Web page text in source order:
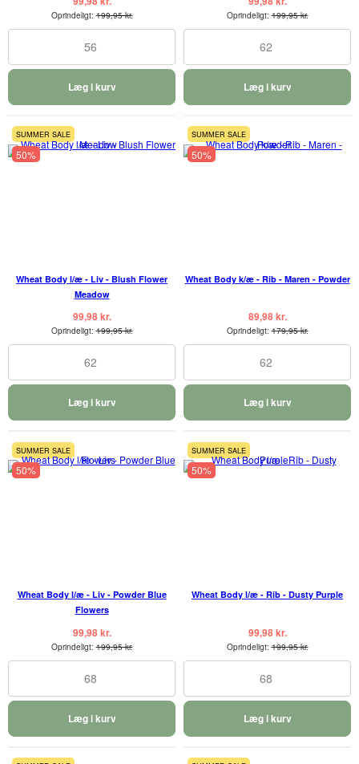
Oprindeligt:199,95 kr.
56
Læg i kurv
Oprindeligt:199,95 kr.
62
Læg i kurv
SUMMER SALE
50%
Wheat Body l/æ - Liv - Blush Flower
Meadow
99,98 kr.
Oprindeligt:199,95 kr.
62
Læg i kurv
SUMMER SALE
50%
Wheat Body k/æ - Rib - Maren - Powder
89,98 kr.
Oprindeligt:179,95 kr.
62
Læg i kurv
SUMMER SALE
50%
Wheat Body l/æ - Liv - Powder Blue
Flowers
99,98 kr.
Oprindeligt:199,95 kr.
68
Læg i kurv
SUMMER SALE
50%
Wheat Body l/æ - Rib - Dusty Purple
99,98 kr.
Oprindeligt:199,95 kr.
68
Læg i kurv